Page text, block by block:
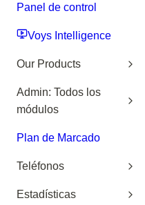
Panel de control
Voys Intelligence
Our Products
Admin: Todos los
módulos
Plan de Marcado
Teléfonos
Estadísticas